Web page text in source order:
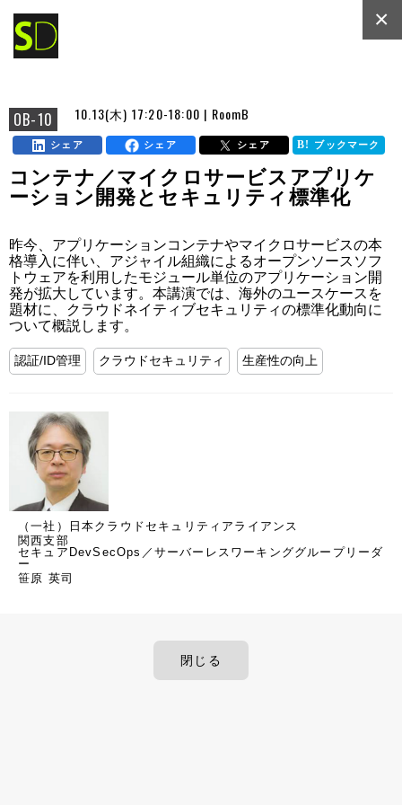
OB-10 10.13(木) 17:20-18:00 | RoomB
×
シェア シェア シェア ブックマーク
コンテナ／マイクロサービスアプリケ
ーション開発とセキュリティ標準化
昨今、アプリケーションコンテナやマイクロサービスの本
格導入に伴い、アジャイル組織によるオープンソースソフ
トウェアを利用したモジュール単位のアプリケーション開
発が拡大しています。本講演では、海外のユースケースを
題材に、クラウドネイティブセキュリティの標準化動向に
ついて概説します。
認証/ID管理 クラウドセキュリティ 生産性の向上
（一社）日本クラウドセキュリティアライアンス
関西支部
セキュアDevSecOps／サーバーレスワーキンググループリーダ
ー
笹原 英司
閉じる